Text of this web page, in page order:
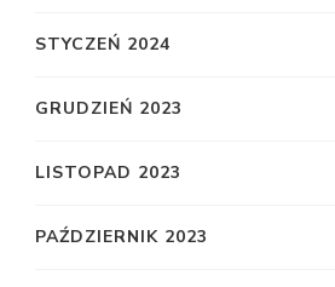
STYCZEŃ 2024
GRUDZIEŃ 2023
LISTOPAD 2023
PAŹDZIERNIK 2023